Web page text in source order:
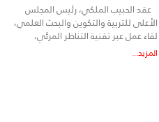
عقد الحبيب الملكي، رئيس المجلس
الأعلى للتربية والتكوين والبحث العلمي،
لقاء عمل عبر تقنية التناظر المرئي،
المزيد...